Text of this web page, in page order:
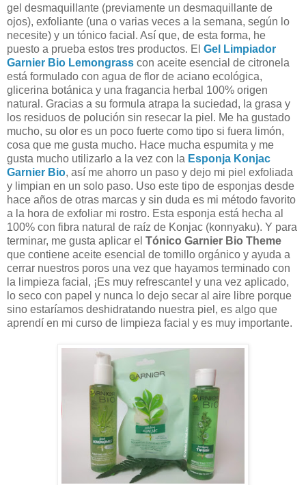
gel desmaquillante (previamente un desmaquillante de
ojos), exfoliante (una o varias veces a la semana, según lo
necesite) y un tónico facial. Así que, de esta forma, he
puesto a prueba estos tres productos. El Gel Limpiador
Garnier Bio Lemongrass con aceite esencial de citronela
está formulado con agua de flor de aciano ecológica,
glicerina botánica y una fragancia herbal 100% origen
natural. Gracias a su formula atrapa la suciedad, la grasa y
los residuos de polución sin resecar la piel. Me ha gustado
mucho, su olor es un poco fuerte como tipo si fuera limón,
cosa que me gusta mucho. Hace mucha espumita y me
gusta mucho utilizarlo a la vez con la Esponja Konjac
Garnier Bio, así me ahorro un paso y dejo mi piel exfoliada
y limpian en un solo paso. Uso este tipo de esponjas desde
hace años de otras marcas y sin duda es mi método favorito
a la hora de exfoliar mi rostro. Esta esponja está hecha al
100% con fibra natural de raíz de Konjac (konnyaku). Y para
terminar, me gusta aplicar el Tónico Garnier Bio Theme
que contiene aceite esencial de tomillo orgánico y ayuda a
cerrar nuestros poros una vez que hayamos terminado con
la limpieza facial, ¡Es muy refrescante! y una vez aplicado,
lo seco con papel y nunca lo dejo secar al aire libre porque
sino estaríamos deshidratando nuestra piel, es algo que
aprendí en mi curso de limpieza facial y es muy importante.